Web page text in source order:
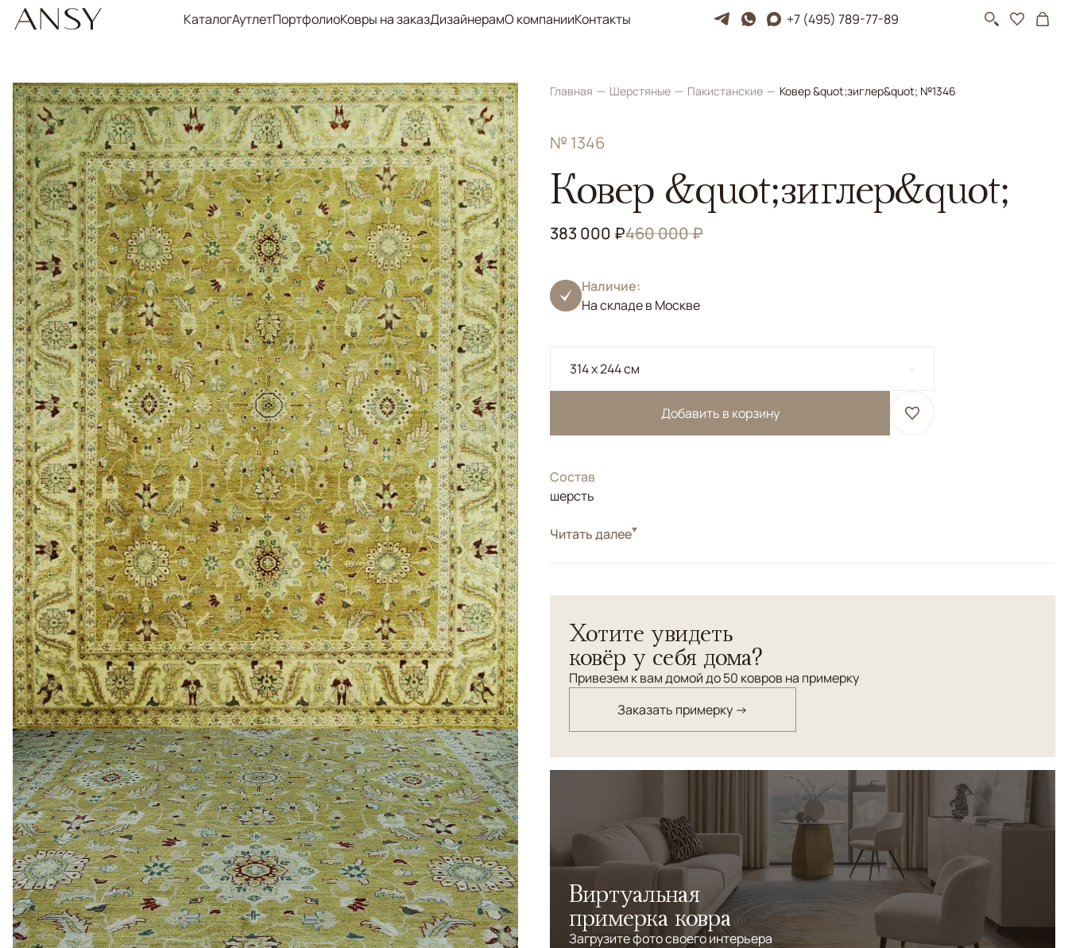
КаталогАутлетПортфолиоКовры на заказДизайнерамО компанииКонтакты +7 (495) 789-77-89
Главная Шерстяные Пакистанские Ковер &quot;зиглер&quot; №1346
№ 1346
Ковер &quot;зиглер&quot;
383 000 ₽460 000 ₽
Наличие:
На складе в Москве
314 x 244 см
Добавить в корзину
Состав
шерсть
Читать далее
Хотите увидеть
ковёр у себя дома?
Привезем к вам домой до 50 ковров на примерку
Заказать примерку →
Виртуальная
примерка ковра
Загрузите фото своего интерьера